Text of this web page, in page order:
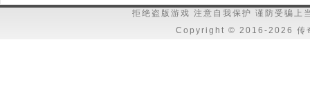
拒绝盗版游戏 注意自我保护 谨防受骗上
Copyright © 2016-2026 传